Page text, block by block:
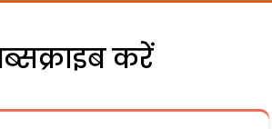
करें